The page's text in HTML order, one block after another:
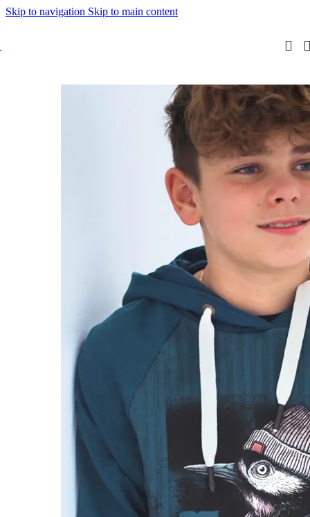
Skip to navigation Skip to main content